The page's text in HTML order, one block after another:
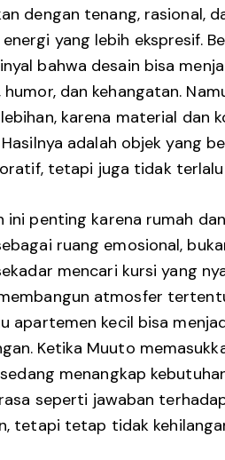
dengan tenang, rasional,
yang lebih ekspresif.
bahwa desain bisa
humor, dan kehangatan.
karena material dan
adalah objek yang
tetapi juga tidak terlalu
ini penting karena rumah
ruang emosional,
mencari kursi yang
atmosfer
apartemen kecil bisa
Ketika Muuto
menangkap
seperti jawaban
tetapi tetap tidak